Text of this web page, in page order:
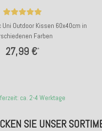
Uni Outdoor Kissen 60x40cm in
Farben
27,99 €*
ca. 2-4 Werktage
SIE UNSER